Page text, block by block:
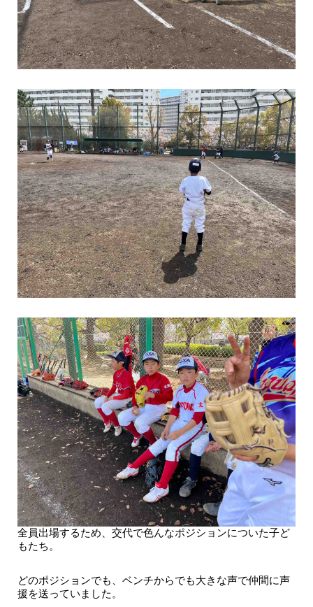
全員出場するため、交代で色んなポジションについた子ど
もたち。
どのポジションでも、ベンチからでも大きな声で仲間に声
援を送っていました。